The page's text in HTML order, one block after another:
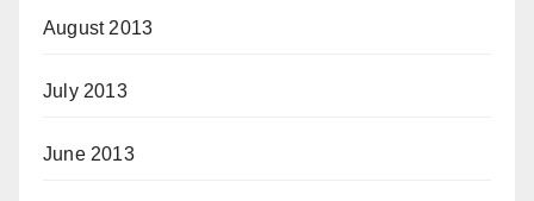
August 2013
July 2013
June 2013